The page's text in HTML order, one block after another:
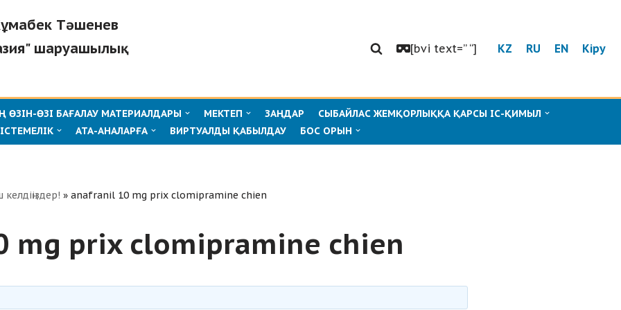
Тәшенев
шаруашылық
[bvi text=” “] KZ RU EN Кіру
ӨЗІ БАҒАЛАУ МАТЕРИАЛДАРЫ МЕКТЕП ЗАҢДАР
СЫБАЙЛАС ЖЕМҚОРЛЫҚҚА ҚАРСЫ ІС-ҚИМЫЛ
АТА-АНАЛАРҒА ВИРТУАЛДЫ ҚАБЫЛДАУ БОС ОРЫН
келдіңіздер! » anafranil 10 mg prix clomipramine chien
mg prix clomipramine chien